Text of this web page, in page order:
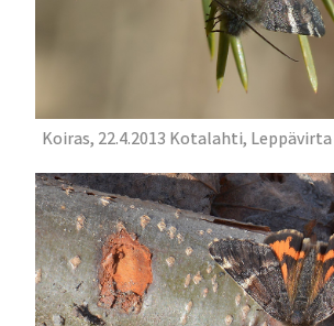
Koiras, 22.4.2013 Kotalahti, Leppävirta